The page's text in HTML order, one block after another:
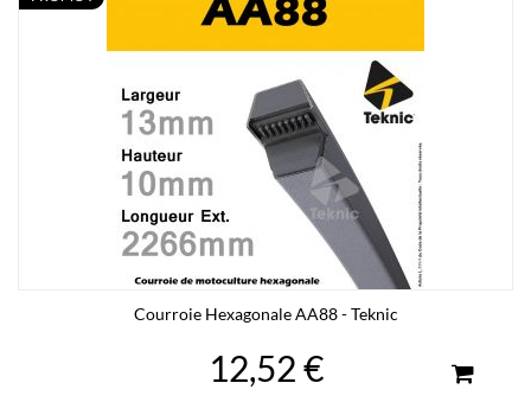
Courroie Hexagonale AA88 - Teknic
12,52 €